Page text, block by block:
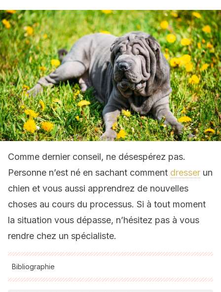
Comme dernier conseil, ne désespérez pas.
Personne n’est né en sachant comment dresser un
chien et vous aussi apprendrez de nouvelles
choses au cours du processus. Si à tout moment
la situation vous dépasse, n’hésitez pas à vous
rendre chez un spécialiste.
Bibliographie
Toutes les sources citées ont été examinées en profondeur